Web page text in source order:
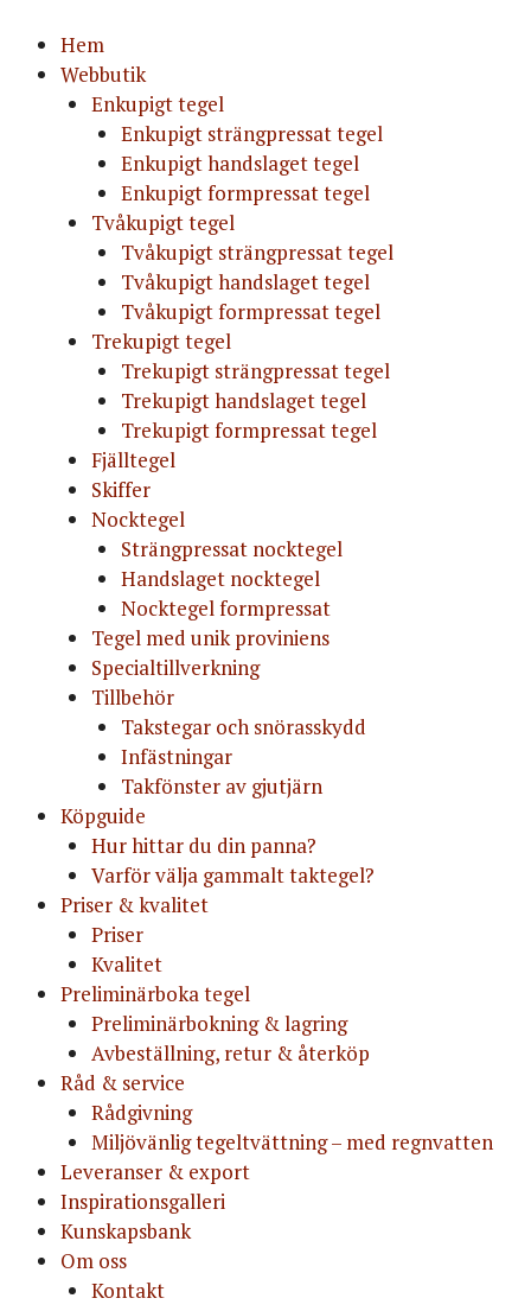
Hem
Webbutik
Enkupigt tegel
Enkupigt strängpressat tegel
Enkupigt handslaget tegel
Enkupigt formpressat tegel
Tvåkupigt tegel
Tvåkupigt strängpressat tegel
Tvåkupigt handslaget tegel
Tvåkupigt formpressat tegel
Trekupigt tegel
Trekupigt strängpressat tegel
Trekupigt handslaget tegel
Trekupigt formpressat tegel
Fjälltegel
Skiffer
Nocktegel
Strängpressat nocktegel
Handslaget nocktegel
Nocktegel formpressat
Tegel med unik proviniens
Specialtillverkning
Tillbehör
Takstegar och snörasskydd
Infästningar
Takfönster av gjutjärn
Köpguide
Hur hittar du din panna?
Varför välja gammalt taktegel?
Priser & kvalitet
Priser
Kvalitet
Preliminärboka tegel
Preliminärbokning & lagring
Avbeställning, retur & återköp
Råd & service
Rådgivning
Miljövänlig tegeltvättning – med regnvatten
Leveranser & export
Inspirationsgalleri
Kunskapsbank
Om oss
Kontakt